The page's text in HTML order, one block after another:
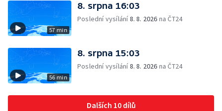
57 min
8. srpna 16:03
Poslední vysílání8. 8. 2026 na ČT24
56 min
8. srpna 15:03
Poslední vysílání8. 8. 2026 na ČT24
Dalších 10 dílů